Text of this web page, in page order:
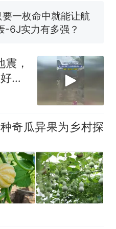
一枚命中就能让航
-6J实力有多强？
应
豚"登陆 中心附近最
级
人报名的考试，成绩
，
跑
奇瓜异果为乡村探